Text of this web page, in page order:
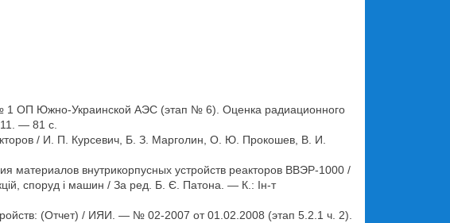
№ 1 ОП Южно-Украинской АЭС (этап № 6). Оценка радиационного
— 81 с.
/ И. П. Курсевич, Б. З. Марголин, О. Ю. Прокошев, В. И.
материалов внутрикорпусных устройств реакторов ВВЭР-1000 /
споруд і машин / За ред. Б. Є. Патона. — К.: Ін-т
(Отчет) / ИЯИ. — № 02-2007 от 01.02.2008 (этап 5.2.1 ч. 2).